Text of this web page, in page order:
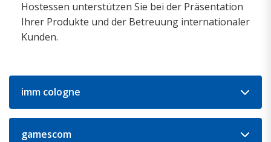
Hostessen unterstützen Sie bei der Präsentation
Ihrer Produkte und der Betreuung internationaler
Kunden.
imm cologne
gamescom